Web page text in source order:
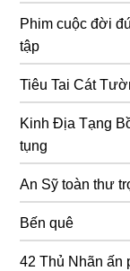
Phim cuộc đời
tập
Tiêu Tai Cát
Kinh Địa Tạng
tụng
An Sỹ toàn thư
Bến quê
42 Thủ Nhãn ấn